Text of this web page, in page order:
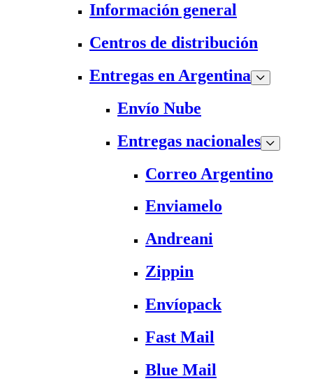
Información general
Centros de distribución
Entregas en Argentina
Envío Nube
Entregas nacionales
Correo Argentino
Enviamelo
Andreani
Zippin
Envíopack
Fast Mail
Blue Mail